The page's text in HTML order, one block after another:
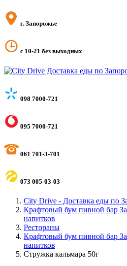
г. Запорожье
с 10-21 без выходных
098 7000-721
095 7000-721
061 701-3-701
073 005-03-03
City Drive - Доставка еды по
Крафтовый бум пивной бар
напитков
Рестораны
Крафтовый бум пивной бар
напитков
Стружка кальмара 50г